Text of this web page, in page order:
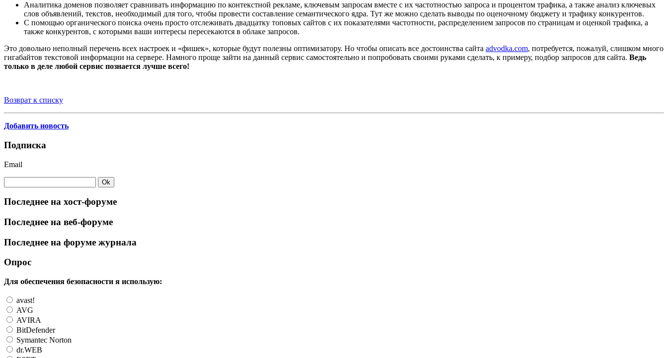
Аналитика доменов позволяет сравнивать информацию по контекстной рекламе, ключевым запросам вместе с их частотностью запроса и процентом трафика, а также анализ ключевых
слов объявлений, текстов, необходимый для того, чтобы провести составление семантического ядра. Тут же можно сделать выводы по оценочному бюджету и трафику конкурентов.
С помощью органического поиска очень просто отслеживать двадцатку топовых сайтов с их показателями частотности, распределением запросов по страницам и оценкой трафика, а
также конкурентов, с которыми ваши интересы пересекаются в облаке запросов.
Это довольно неполный перечень всех настроек и «фишек», которые будут полезны оптимизатору. Но чтобы описать все достоинства сайта advodka.com, потребуется, пожалуй, слишком много
гигабайтов текстовой информации на сервере. Намного проще зайти на данный сервис самостоятельно и попробовать своими руками сделать, к примеру, подбор запросов для сайта. Ведь
только в деле любой сервис познается лучше всего!
Возврат к списку
Добавить новость
Подписка
Email
Последнее на хост-форуме
Последнее на веб-форуме
Последнее на форуме журнала
Опрос
Для обеспечения безопасности я использую:
avast!
AVG
AVIRA
BitDefender
Symantec Norton
dr.WEB